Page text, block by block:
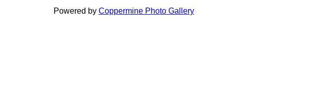
Powered by Coppermine Photo Gallery